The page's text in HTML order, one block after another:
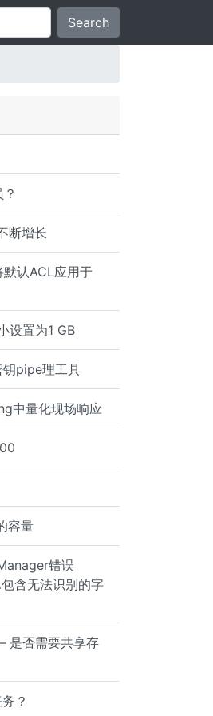
Search
断增长
认ACL应用于
设置为1 GB
钥pipe理工具
中量化现场响应
容量
错误
含无法识别的字
是否需要共享存
？